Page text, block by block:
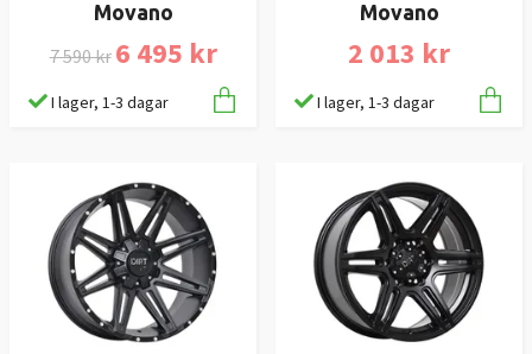
Movano
7 590 kr 6 495 kr
I lager, 1-3 dagar
Movano
2 013 kr
I lager, 1-3 dagar